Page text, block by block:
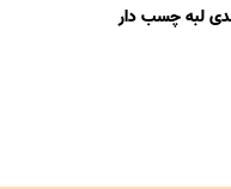
لبه چسب دار